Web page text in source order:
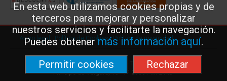
En esta web utilizamos cookies propias y de
terceros para mejorar y personalizar
nuestros servicios y facilitarte la navegación.
Puedes obtenermás información aquí.
Permitir cookies
Rechazar
Aviso legal·Política de Cookies·Política de privacidad
Federación de Enseñanza de USO · Teléfono: 91 577 41 13 ·
Príncipe de Vergara, 13 · 7º 28001 MADRID